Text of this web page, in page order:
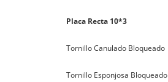
Placa Recta 10*3
Tornillo Canulado Bloqueado
Tornillo Esponjosa Bloqueado